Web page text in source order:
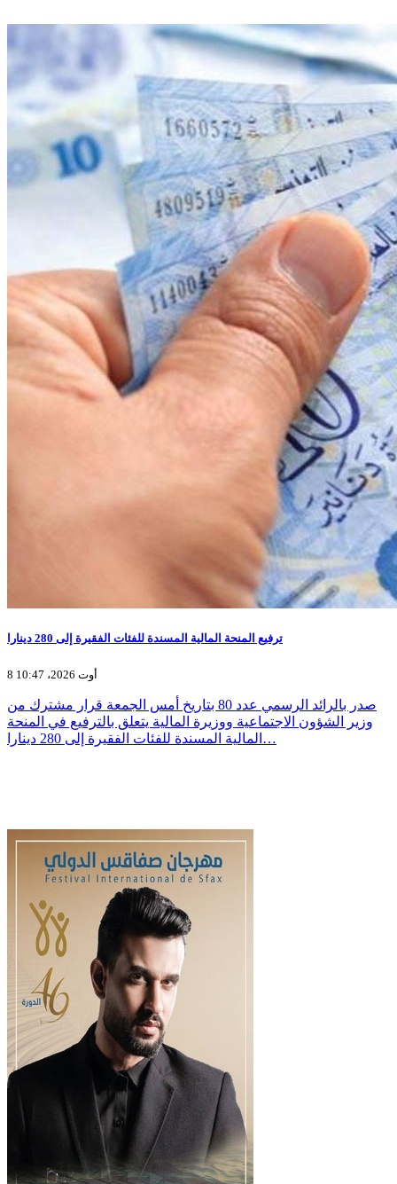
ترفيع المنحة المالية المسندة للفئات الفقيرة إلى 280 دينارا
8 أوت 2026، 10:47
صدر بالرائد الرسمي عدد 80 بتاريخ أمس الجمعة قرار مشترك من
وزير الشؤون الاجتماعية ووزيرة المالية يتعلق بالترفيع في المنحة
المالية المسندة للفئات الفقيرة إلى 280 دينارا…